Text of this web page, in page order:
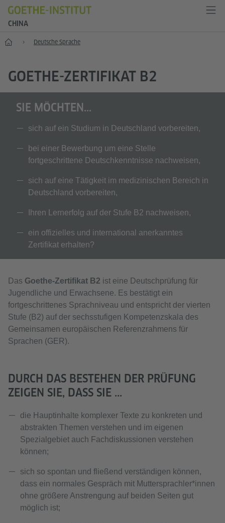
CHINA
Start Deutsche Sprache
GOETHE-ZERTIFIKAT B2
SIE MÖCHTEN...
sich auf ein Studium in Deutschland vorbereiten,
bei einer Bewerbung um eine Stelle
fortgeschrittene Deutschkenntnisse nachweisen,
sich auf eine Tätigkeit im medizinischen Bereich in
Deutschland vorbereiten,
Ihren Lernerfolg auf der Stufe B2 nachweisen,
ein offizielles und international anerkanntes
Zertifikat erhalten?
Das Goethe-Zertifikat B2 ist eine Deutschprüfung für
Jugendliche und Erwachsene. Es bestätigt ein
fortgeschrittenes Sprachniveau und entspricht der vierten
Stufe (B2) auf der sechsstufigen Kompetenzskala des
Gemeinsamen europäischen Referenzrahmens für
Sprachen (GER).
DURCH DAS BESTEHEN DER PRÜFUNG
ZEIGEN SIE, DASS SIE ...
die Hauptinhalte komplexer Texte zu konkreten und
abstrakten Themen verstehen und im eigenen
Spezialgebiet auch Fachdiskussionen verstehen
können;
sich so spontan und fließend verständigen können,
dass ein normales Gespräch mit Muttersprachler*innen
ohne größere Anstrengung auf beiden Seiten gut
möglich ist;